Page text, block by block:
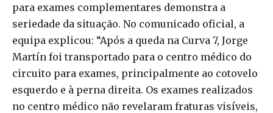
para exames complementares demonstra a
seriedade da situação. No comunicado oficial, a
equipa explicou: “Após a queda na Curva 7, Jorge
Martín foi transportado para o centro médico do
circuito para exames, principalmente ao cotovelo
esquerdo e à perna direita. Os exames realizados
no centro médico não revelaram fraturas visíveis,